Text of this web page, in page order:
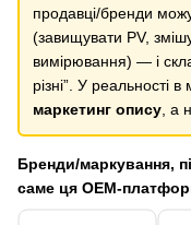
продавці/бренди
(завищувати PV,
вимірювання) — і
різні”. У реальності
маркетинг опису , а
Бренди/маркування,
саме ця OEM-